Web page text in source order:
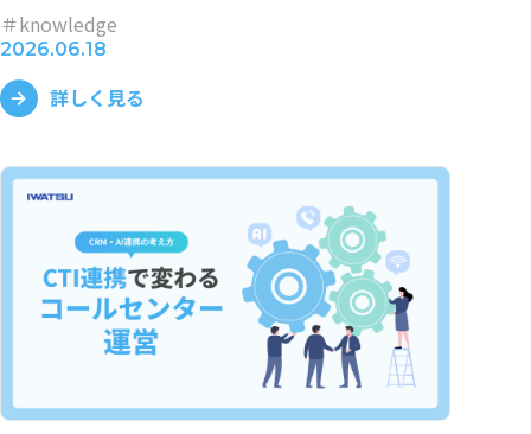
＃knowledge
2026.06.18
詳しく見る